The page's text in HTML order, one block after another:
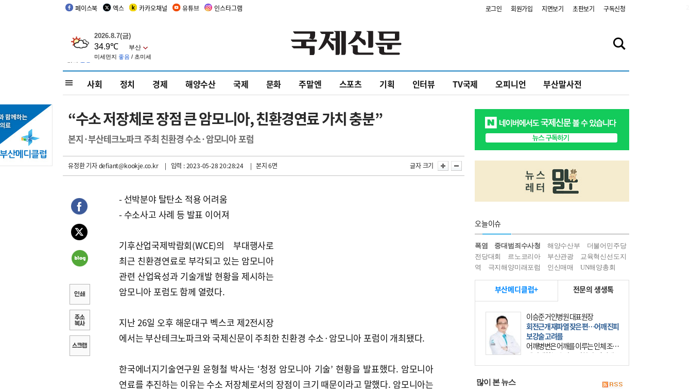
페이스북 엑스 카카오채널 유튜브 인스타그램 로그인 회원가입 지면보기 초판보기 구독신청
사회 정치 경제 해양수산 국제 문화 주말엔 스포츠 기획 인터뷰 TV국제 오피니언 부산말사전
“수소 저장체로 장점 큰 암모니아, 친환경연료 가치 충분”
본지·부산테크노파크 주최 친환경 수소·암모니아 포럼
유정환 기자defiant@kookje.co.kr | 입력 : 2023-05-28 20:28:24 | 본지 6면 글자 크기
- 선박분야 탈탄소 적용 어려움
- 수소사고 사례 등 발표 이어져
기후산업국제박람회(WCE)의 부대행사로
최근 친환경연료로 부각되고 있는 암모니아
관련 산업육성과 기술개발 현황을 제시하는
암모니아 포럼도 함께 열렸다.
지난 26일 오후 해운대구 벡스코 제2전시장
에서는 부산테크노파크와 국제신문이 주최한 친환경 수소·암모니아 포럼이 개최됐다.
한국에너지기술연구원 윤형철 박사는 ‘청정 암모니아 기술’ 현황을 발표했다. 암모니아
연료를 추진하는 이유는 수소 저장체로서의 장점이 크기 때문이라고 말했다. 암모니아는
오늘이슈
폭염 중대범죄수사청 해양수산부
더불어민주당
전당대회
르노코리아 부산관광
교육혁신선도지
역
극지해양미래포럼 인신매매 UN해양총회
부산메디클럽+ 전문의 생생톡
이승준 거인병원 대표원장
회전근개 재파열 잦은 편…어깨 진피
보강술 고려를
어깨병변은 어깨를 이루는 인체 조직
에 발생하는 손상을 말한다. 여기에
는 오십견과 회전근개 증후군, 어깨
많이 본 뉴스